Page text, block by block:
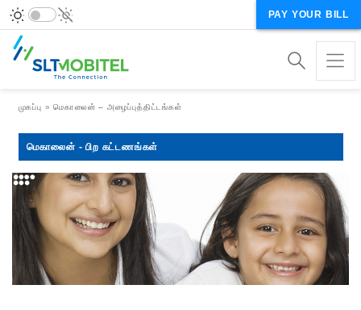
PAY YOUR BILL
Breadcrumb
முகப்பு மெகாலைன் – அழைப்புத்திட்டங்கள்
மெகாலைன் - பிற கட்டணங்கள்